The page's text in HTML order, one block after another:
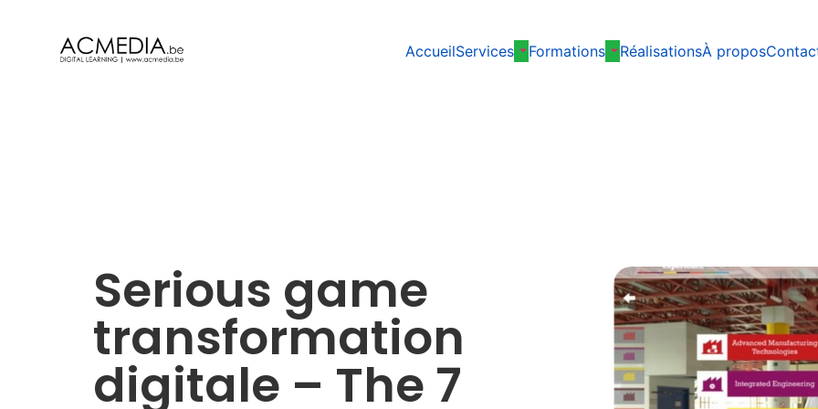
AccueilServices Formations RéalisationsÀ propos
Serious game
transformation
digitale – The 7